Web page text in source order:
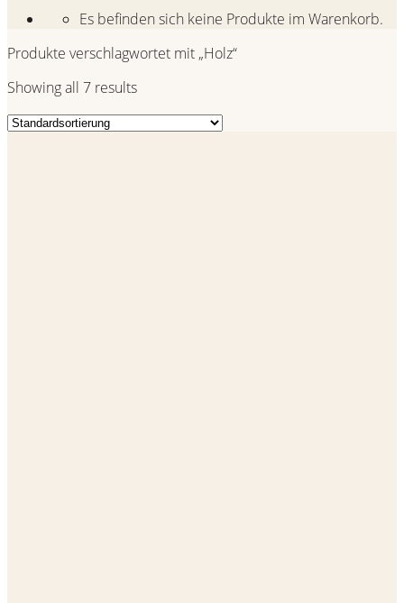
Es befinden sich keine Produkte im Warenkorb.
Produkte verschlagwortet mit „Holz“
Showing all 7 results